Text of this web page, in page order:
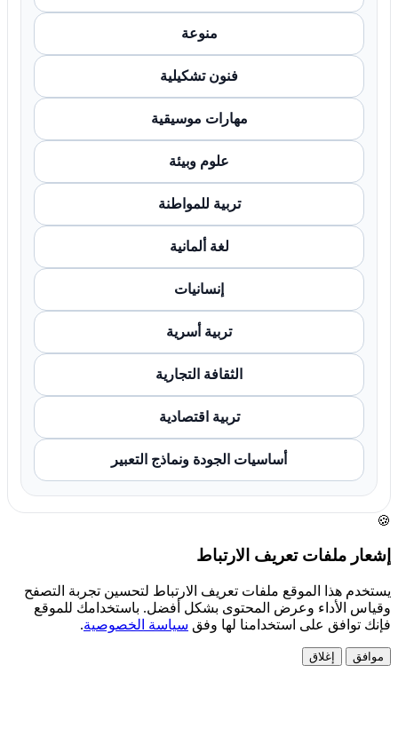
منوعة
فنون تشكيلية
مهارات موسيقية
علوم وبيئة
تربية للمواطنة
لغة ألمانية
إنسانيات
تربية أسرية
الثقافة التجارية
تربية اقتصادية
أساسيات الجودة ونماذج التعبير
🍪
إشعار ملفات تعريف الارتباط
يستخدم هذا الموقع ملفات تعريف الارتباط لتحسين تجربة التصفح
وقياس الأداء وعرض المحتوى بشكل أفضل. باستخدامك للموقع
فإنك توافق على استخدامنا لها وفق سياسة الخصوصية.
موافق إغلاق